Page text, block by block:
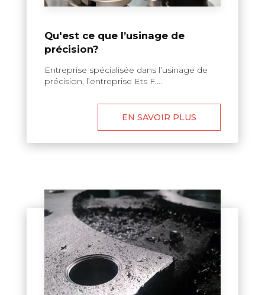
Qu'est ce que l’usinage de
précision?
Entreprise spécialisée dans l’usinage de
précision, l’entreprise Ets F....
EN SAVOIR PLUS